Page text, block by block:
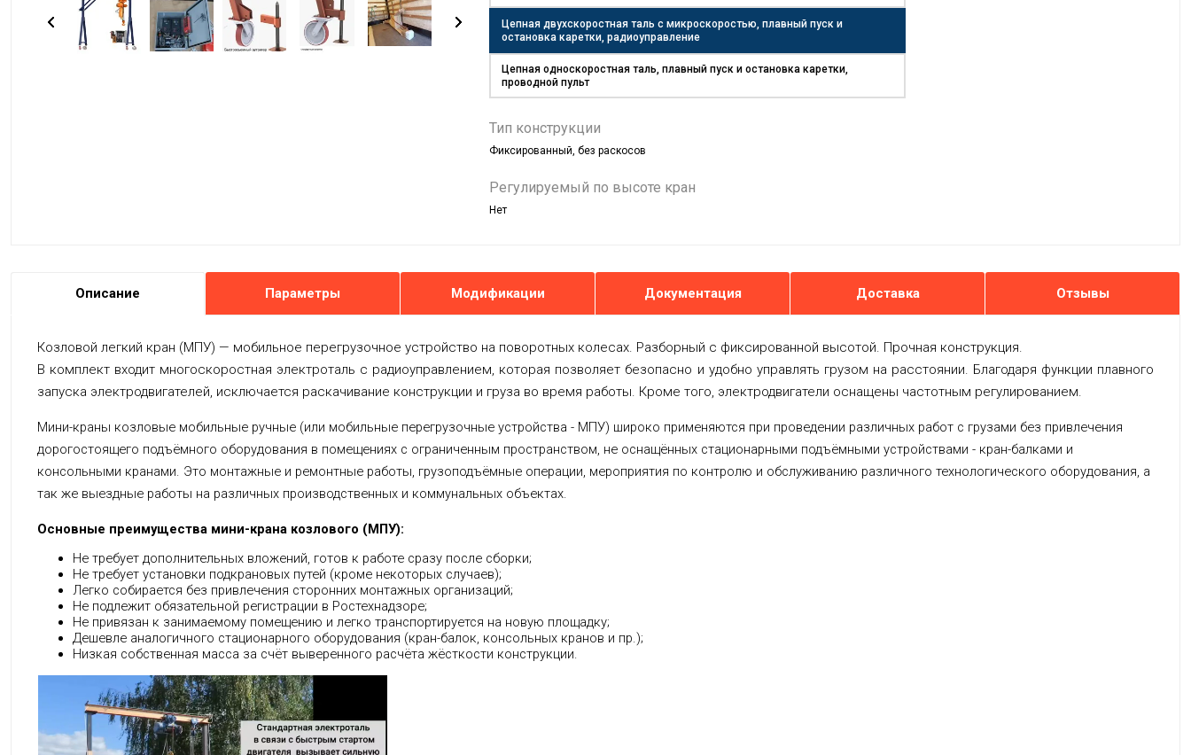
Цепная двухскоростная таль с микроскоростью, плавный пуск и
остановка каретки, радиоуправление
Цепная односкоростная таль, плавный пуск и остановка каретки,
проводной пульт
Тип конструкции
Фиксированный, без раскосов
Регулируемый по высоте кран
Нет
Описание Параметры Модификации Документация Доставка Отзывы
Козловой легкий кран (МПУ) — мобильное перегрузочное устройство на поворотных колесах. Разборный с фиксированной высотой. Прочная конструкция.
В комплект входит многоскоростная электроталь с радиоуправлением, которая позволяет безопасно и удобно управлять грузом на расстоянии. Благодаря функции плавного
запуска электродвигателей, исключается раскачивание конструкции и груза во время работы. Кроме того, электродвигатели оснащены частотным регулированием.
Мини-краны козловые мобильные ручные (или мобильные перегрузочные устройства - МПУ) широко применяются при проведении различных работ с грузами без привлечения
дорогостоящего подъёмного оборудования в помещениях с ограниченным пространством, не оснащённых стационарными подъёмными устройствами - кран-балками и
консольными кранами. Это монтажные и ремонтные работы, грузоподъёмные операции, мероприятия по контролю и обслуживанию различного технологического оборудования, а
так же выездные работы на различных производственных и коммунальных объектах.
Основные преимущества мини-крана козлового (МПУ):
Не требует дополнительных вложений, готов к работе сразу после сборки;
Не требует установки подкрановых путей (кроме некоторых случаев);
Легко собирается без привлечения сторонних монтажных организаций;
Не подлежит обязательной регистрации в Ростехнадзоре;
Не привязан к занимаемому помещению и легко транспортируется на новую площадку;
Дешевле аналогичного стационарного оборудования (кран-балок, консольных кранов и пр.);
Низкая собственная масса за счёт выверенного расчёта жёсткости конструкции.